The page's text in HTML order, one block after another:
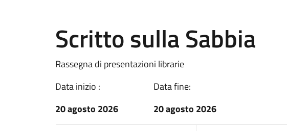
Scritto sulla Sabbia
Rassegna di presentazioni librarie
Data inizio :
20 agosto 2026
Data fine:
20 agosto 2026